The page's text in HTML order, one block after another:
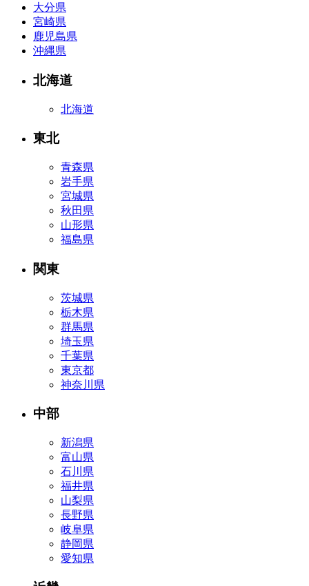
大分県
宮崎県
鹿児島県
沖縄県
北海道
北海道
東北
青森県
岩手県
宮城県
秋田県
山形県
福島県
関東
茨城県
栃木県
群馬県
埼玉県
千葉県
東京都
神奈川県
中部
新潟県
富山県
石川県
福井県
山梨県
長野県
岐阜県
静岡県
愛知県